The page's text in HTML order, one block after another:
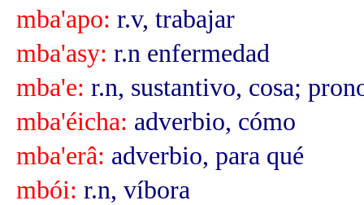
mba'apo: r.v, trabajar
mba'asy: r.n enfermedad
mba'e: r.n, sustantivo, cosa;
mba'éicha: adverbio, cómo
mba'erâ: adverbio, para qué
mbói: r.n, víbora